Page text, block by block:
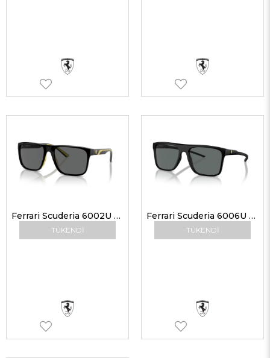
TÜKENDI
Ferrari Scuderia 6002U 501/87 59 Erkek Güneş Gözlükleri
TÜKENDI
Ferrari Scuderia 6006U 504/81 58 Erkek Güneş Gözlükleri